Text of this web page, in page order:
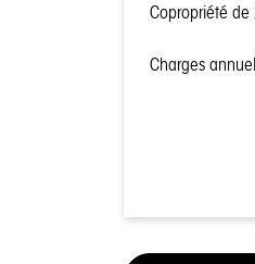
Copropriété de
Charges